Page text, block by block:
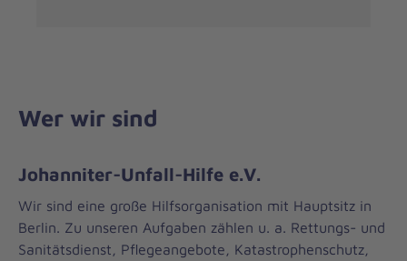
Wer wir sind
Johanniter-Unfall-Hilfe e.V.
Wir sind eine große Hilfsorganisation mit Hauptsitz in
Berlin. Zu unseren Aufgaben zählen u. a. Rettungs- und
Sanitätsdienst, Pflegeangebote, Katastrophenschutz,